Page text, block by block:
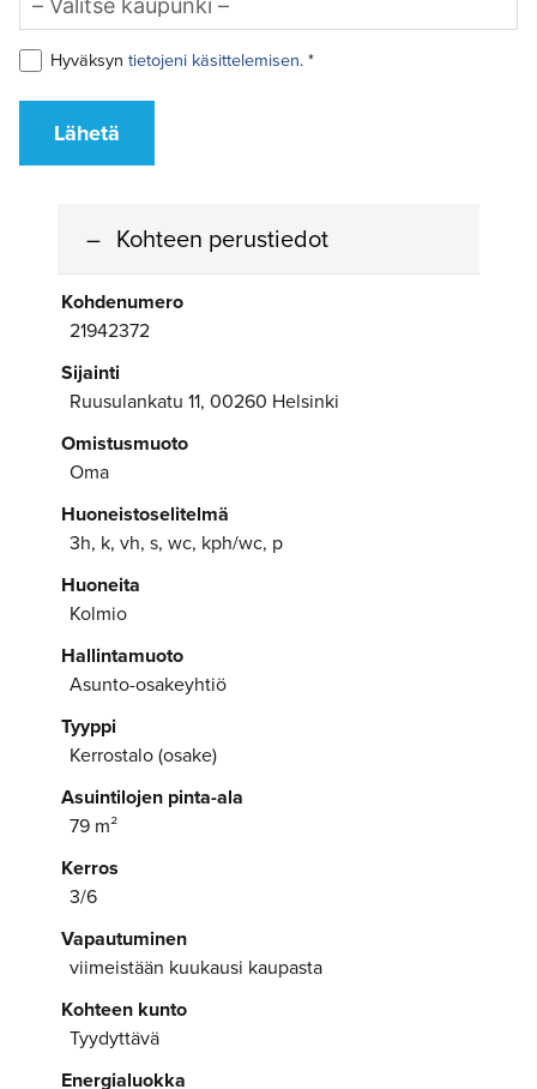
Hyväksyn tietojeni käsittelemisen. *
Lähetä
Kohteen perustiedot
Kohdenumero
21942372
Sijainti
Ruusulankatu 11, 00260 Helsinki
Omistusmuoto
Oma
Huoneistoselitelmä
3h, k, vh, s, wc, kph/wc, p
Huoneita
Kolmio
Hallintamuoto
Asunto-osakeyhtiö
Tyyppi
Kerrostalo (osake)
Asuintilojen pinta-ala
79 m²
Kerros
3/6
Vapautuminen
viimeistään kuukausi kaupasta
Kohteen kunto
Tyydyttävä
Energialuokka